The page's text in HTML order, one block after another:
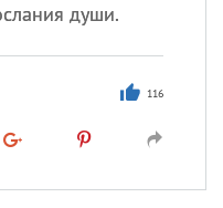
души.
116